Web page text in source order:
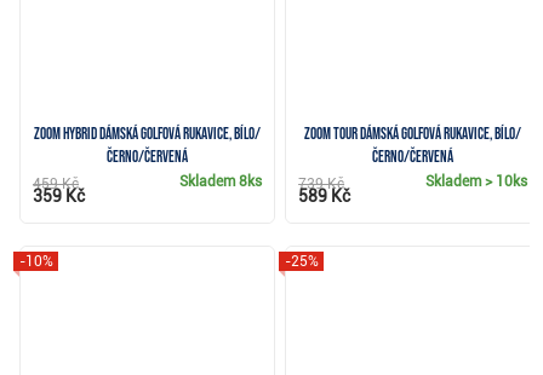
Zoom Hybrid dámská golfová rukavice, bílo/
černo/červená
Skladem8ks
459 Kč
359 Kč
Zoom Tour dámská golfová rukavice, bílo/
černo/červená
Skladem> 10ks
739 Kč
589 Kč
-10% -25%